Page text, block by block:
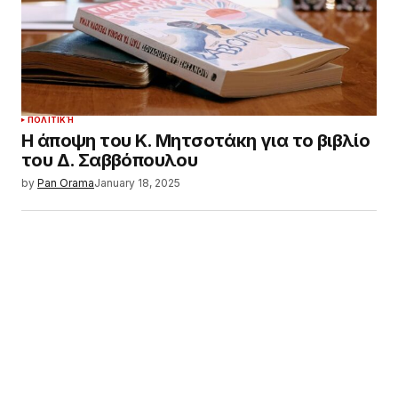
ΠΟΛΙΤΙΚΉ
Η άποψη του Κ. Μητσοτάκη για το βιβλίο
του Δ. Σαββόπουλου
by Pan OramaJanuary 18, 2025